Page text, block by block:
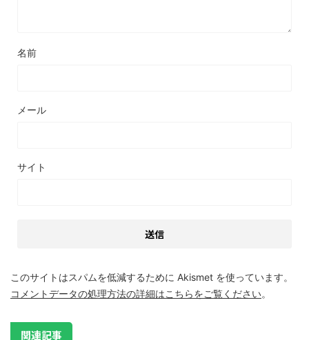
名前
メール
サイト
このサイトはスパムを低減するために Akismet を使っています。
コメントデータの処理方法の詳細はこちらをご覧ください。
関連記事